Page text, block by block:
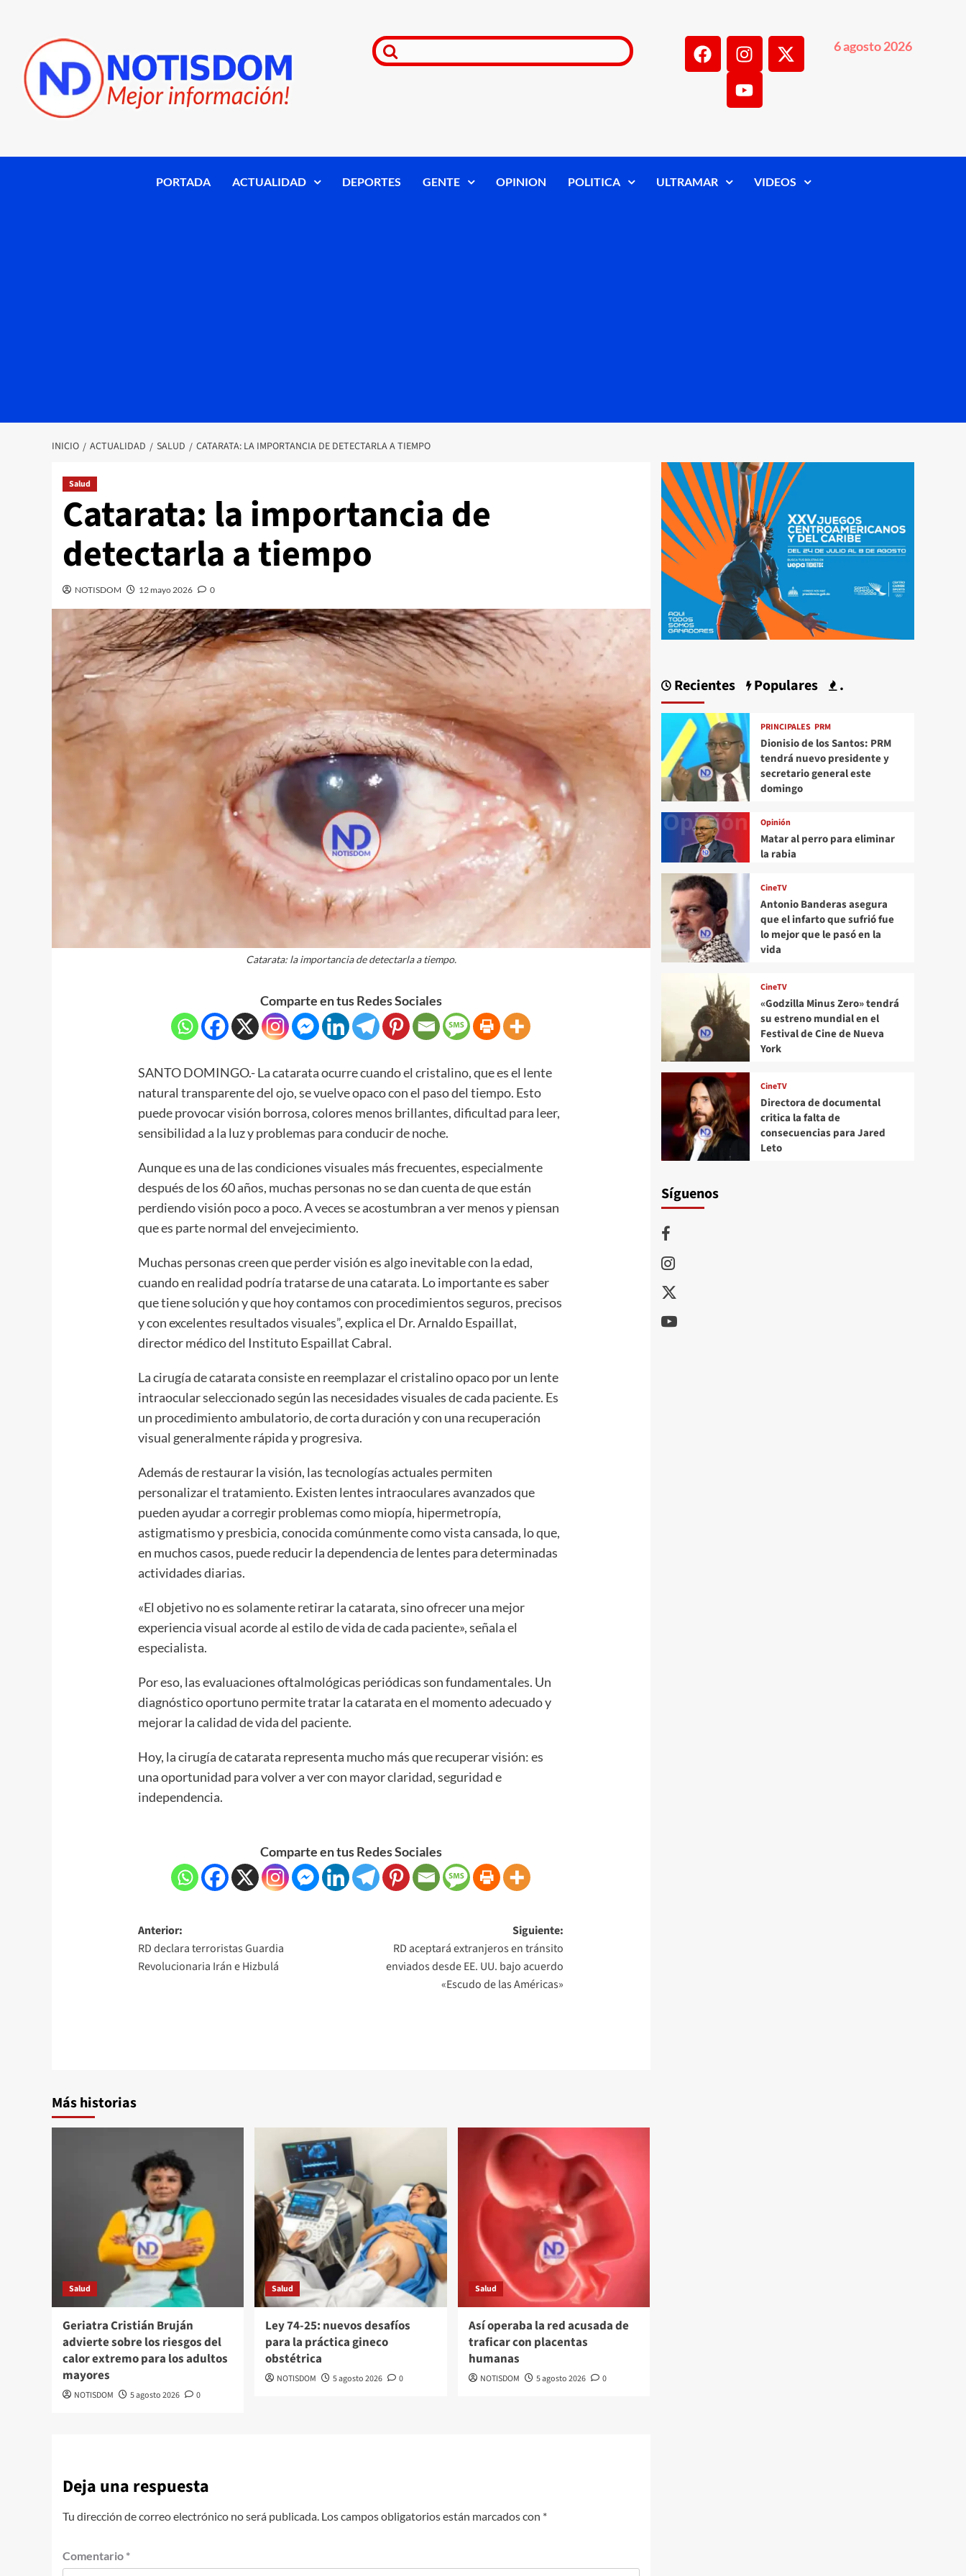
6 agosto 2026
PORTADA ACTUALIDAD DEPORTES GENTE OPINION POLITICA ULTRAMAR VIDEOS
INICIO ACTUALIDAD SALUD CATARATA: LA IMPORTANCIA DE DETECTARLA A TIEMPO
Salud
Catarata: la importancia de
detectarla a tiempo
NOTISDOM 12 mayo 2026 0
Catarata: la importancia de detectarla a tiempo.
Comparte en tus Redes Sociales
SANTO DOMINGO.- La catarata ocurre cuando el cristalino, que es el lente
natural transparente del ojo, se vuelve opaco con el paso del tiempo. Esto
puede provocar visión borrosa, colores menos brillantes, dificultad para leer,
sensibilidad a la luz y problemas para conducir de noche.
Aunque es una de las condiciones visuales más frecuentes, especialmente
después de los 60 años, muchas personas no se dan cuenta de que están
perdiendo visión poco a poco. A veces se acostumbran a ver menos y piensan
que es parte normal del envejecimiento.
Muchas personas creen que perder visión es algo inevitable con la edad,
cuando en realidad podría tratarse de una catarata. Lo importante es saber
que tiene solución y que hoy contamos con procedimientos seguros, precisos
y con excelentes resultados visuales”, explica el Dr. Arnaldo Espaillat,
director médico del Instituto Espaillat Cabral.
La cirugía de catarata consiste en reemplazar el cristalino opaco por un lente
intraocular seleccionado según las necesidades visuales de cada paciente. Es
un procedimiento ambulatorio, de corta duración y con una recuperación
visual generalmente rápida y progresiva.
Además de restaurar la visión, las tecnologías actuales permiten
personalizar el tratamiento. Existen lentes intraoculares avanzados que
pueden ayudar a corregir problemas como miopía, hipermetropía,
astigmatismo y presbicia, conocida comúnmente como vista cansada, lo que,
en muchos casos, puede reducir la dependencia de lentes para determinadas
actividades diarias.
«El objetivo no es solamente retirar la catarata, sino ofrecer una mejor
experiencia visual acorde al estilo de vida de cada paciente», señala el
especialista.
Por eso, las evaluaciones oftalmológicas periódicas son fundamentales. Un
diagnóstico oportuno permite tratar la catarata en el momento adecuado y
mejorar la calidad de vida del paciente.
Hoy, la cirugía de catarata representa mucho más que recuperar visión: es
una oportunidad para volver a ver con mayor claridad, seguridad e
independencia.
Comparte en tus Redes Sociales
Anterior:
RD declara terroristas Guardia
Revolucionaria Irán e Hizbulá
Siguiente:
RD aceptará extranjeros en tránsito
enviados desde EE. UU. bajo acuerdo
«Escudo de las Américas»
Más historias
Salud
Geriatra Cristián Bruján
advierte sobre los riesgos del
calor extremo para los adultos
mayores
NOTISDOM 5 agosto 2026 0
Salud
Ley 74-25: nuevos desafíos
para la práctica gineco
obstétrica
NOTISDOM 5 agosto 2026 0
Salud
Así operaba la red acusada de
traficar con placentas
humanas
NOTISDOM 5 agosto 2026 0
Deja una respuesta
Tu dirección de correo electrónico no será publicada. Los campos obligatorios están marcados con *
Comentario *
Recientes Populares .
PRINCIPALES PRM
Dionisio de los Santos: PRM
tendrá nuevo presidente y
secretario general este
domingo
Opinión
Matar al perro para eliminar
la rabia
CineTV
Antonio Banderas asegura
que el infarto que sufrió fue
lo mejor que le pasó en la
vida
CineTV
«Godzilla Minus Zero» tendrá
su estreno mundial en el
Festival de Cine de Nueva
York
CineTV
Directora de documental
critica la falta de
consecuencias para Jared
Leto
Síguenos